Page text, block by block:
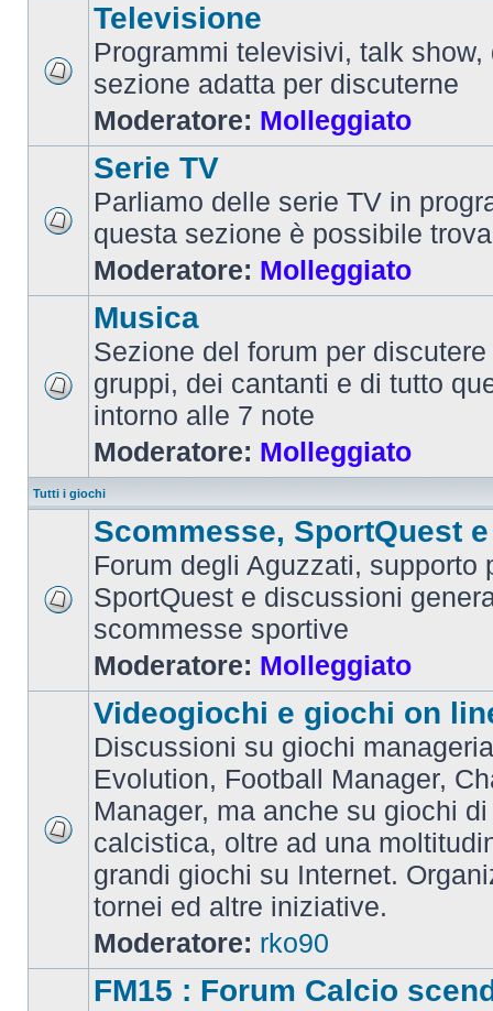
Televisione
Programmi televisivi, talk show,
sezione adatta per discuterne
Moderatore: Molleggiato
Serie TV
Parliamo delle serie TV in
questa sezione è possibile
Moderatore: Molleggiato
Musica
Sezione del forum per
gruppi, dei cantanti e di tutto
intorno alle 7 note
Moderatore: Molleggiato
Tutti i giochi
Scommesse, SportQuest
Forum degli Aguzzati, supporto
SportQuest e discussioni
scommesse sportive
Moderatore: Molleggiato
Videogiochi e giochi on
Discussioni su giochi
Evolution, Football Manager,
Manager, ma anche su giochi
calcistica, oltre ad una
grandi giochi su Internet.
tornei ed altre iniziative.
Moderatore: rko90
FM15 : Forum Calcio